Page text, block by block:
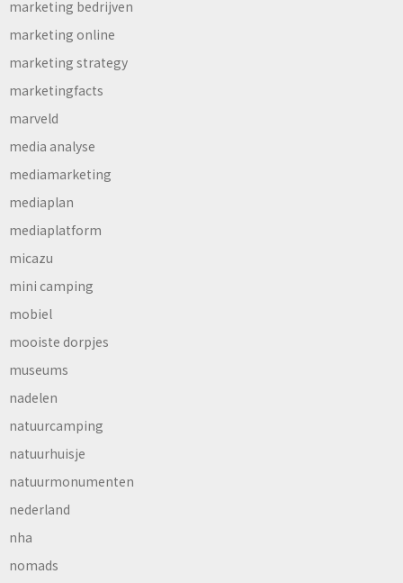
marketing bedrijven
marketing online
marketing strategy
marketingfacts
marveld
media analyse
mediamarketing
mediaplan
mediaplatform
micazu
mini camping
mobiel
mooiste dorpjes
museums
nadelen
natuurcamping
natuurhuisje
natuurmonumenten
nederland
nha
nomads